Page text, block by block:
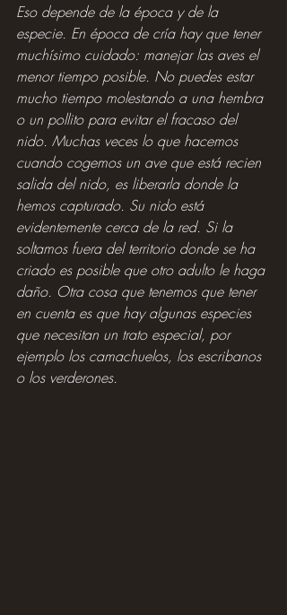
Eso depende de la época y de la
especie. En época de cría hay que tener
muchísimo cuidado: manejar las aves el
menor tiempo posible. No puedes estar
mucho tiempo molestando a una hembra
o un pollito para evitar el fracaso del
nido. Muchas veces lo que hacemos
cuando cogemos un ave que está recien
salida del nido, es liberarla donde la
hemos capturado. Su nido está
evidentemente cerca de la red. Si la
soltamos fuera del territorio donde se ha
criado es posible que otro adulto le haga
daño. Otra cosa que tenemos que tener
en cuenta es que hay algunas especies
que necesitan un trato especial, por
ejemplo los camachuelos, los escribanos
o los verderones.